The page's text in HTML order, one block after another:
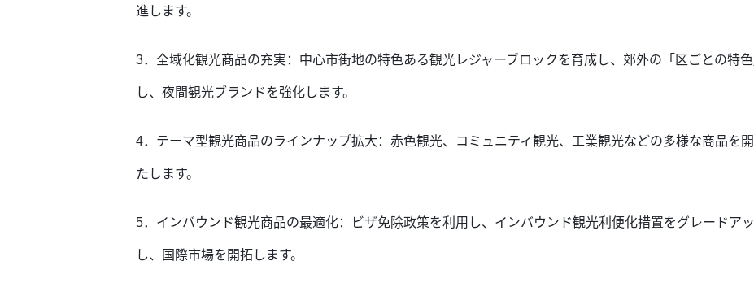
進します。
3．全域化観光商品の充実：中心市街地の特色ある観光レジャーブロックを育成し、郊外の「区ごとの特
し、夜間観光ブランドを強化します。
4．テーマ型観光商品のラインナップ拡大：赤色観光、コミュニティ観光、工業観光などの多様な商品を
たします。
5．インバウンド観光商品の最適化：ビザ免除政策を利用し、インバウンド観光利便化措置をグレードア
し、国際市場を開拓します。